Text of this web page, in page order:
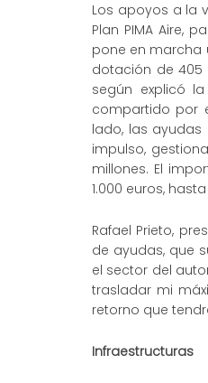
Los apoyos a la
Plan PIMA Aire,
pone en marcha
dotación de 405
según explicó
compartido por
lado, las ayudas
impulso,
millones. El
1.000 euros,
Rafael Prieto,
de ayudas, que
el sector del
trasladar mi
retorno que
Infraestructuras